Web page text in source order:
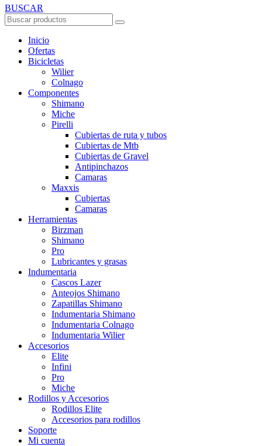
BUSCAR
Inicio
Ofertas
Bicicletas
Wilier
Colnago
Componentes
Shimano
Miche
Pirelli
Cubiertas de ruta y tubos
Cubiertas de Mtb
Cubiertas de Gravel
Antipinchazos
Camaras
Maxxis
Cubiertas
Camaras
Herramientas
Birzman
Shimano
Pro
Lubricantes y grasas
Indumentaria
Cascos Lazer
Anteojos Shimano
Zapatillas Shimano
Indumentaria Shimano
Indumentaria Colnago
Indumentaria Wilier
Accesorios
Elite
Infini
Pro
Miche
Rodillos y Accesorios
Rodillos Elite
Accesorios para rodillos
Soporte
Mi cuenta